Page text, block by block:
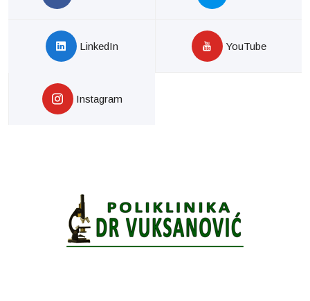
LinkedIn YouTube
Instagram